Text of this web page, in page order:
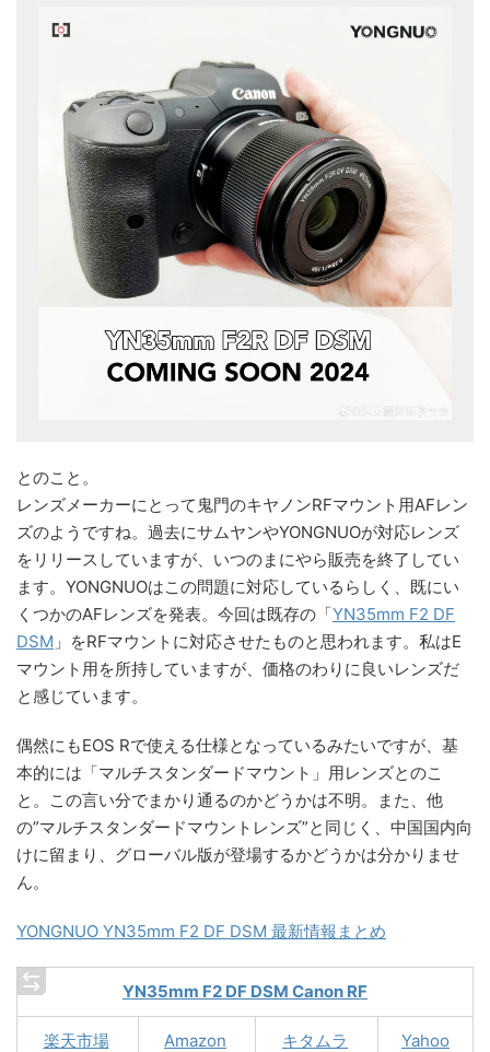
とのこと。
レンズメーカーにとって鬼門のキヤノンRFマウント用AFレン
ズのようですね。過去にサムヤンやYONGNUOが対応レンズ
をリリースしていますが、いつのまにやら販売を終了してい
ます。YONGNUOはこの問題に対応しているらしく、既にい
くつかのAFレンズを発表。今回は既存の「YN35mm F2 DF
DSM 」をRFマウントに対応させたものと思われます。私はE
マウント用を所持していますが、価格のわりに良いレンズだ
と感じています。
偶然にもEOS Rで使える仕様となっているみたいですが、基
本的には「マルチスタンダードマウント」用レンズとのこ
と。この言い分でまかり通るのかどうかは不明。また、他
の”マルチスタンダードマウントレンズ”と同じく、中国国内向
けに留まり、グローバル版が登場するかどうかは分かりませ
ん。
YONGNUO YN35mm F2 DF DSM 最新情報まとめ
YN35mm F2 DF DSM Canon RF
楽天市場 Amazon キタムラ Yahoo